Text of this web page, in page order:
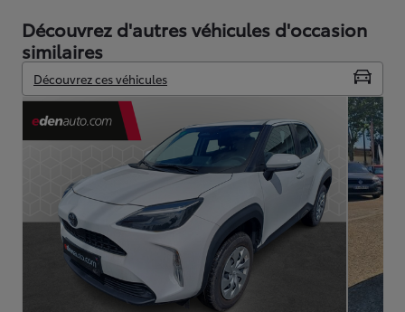
Découvrez d'autres véhicules d'occasion
similaires
Découvrez ces véhicules